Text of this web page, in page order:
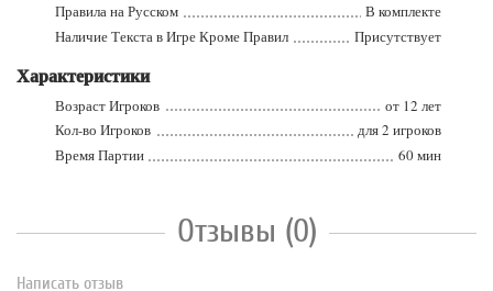
Правила на Русском
В комплекте
Наличие Текста в Игре Кроме Правил
Присутствует
Характеристики
Возраст Игроков
от 12 лет
Кол-во Игроков
для 2 игроков
Время Партии
60 мин
Отзывы (0)
Написать отзыв